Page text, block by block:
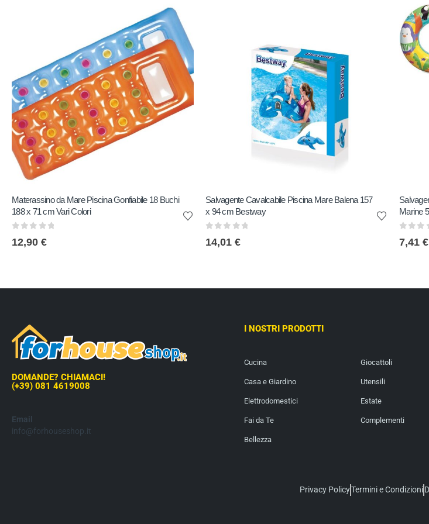
Materassino da Mare Piscina Gonfiabile 18 Buchi
188 x 71 cm Vari Colori
12,90 €
Salvagente Cavalcabile Piscina Mare Balena 157
x 94 cm Bestway
14,01 €
Marine
7,41 €
DOMANDE? CHIAMACI!
(+39) 081 4619008
Email
info@forhouseshop.it
I NOSTRI PRODOTTI
Cucina
Casa e Giardino
Elettrodomestici
Fai da Te
Bellezza
Giocattoli
Utensili
Estate
Complementi
Privacy PolicyTermini e Condizioni